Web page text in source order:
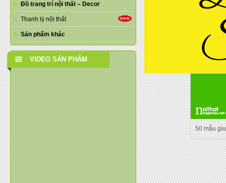
Đồ trang trí nội thất – Decor
Thanh lý nội thất
Sản phẩm khác
VIDEO SẢN PHẨM
50 mẫu